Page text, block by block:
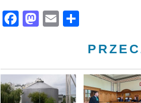
Facebook
Mastodon
Email